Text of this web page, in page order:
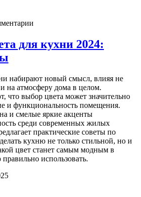
для кухни 2024:
набирают новый смысл, влияя не
и на атмосферу дома в целом.
что выбор цвета может значительно
и функциональность помещения.
и смелые яркие акценты
среди современных жилых
практические советы по
кухню не только стильной, но и
цвет станет самым модным в
использовать.